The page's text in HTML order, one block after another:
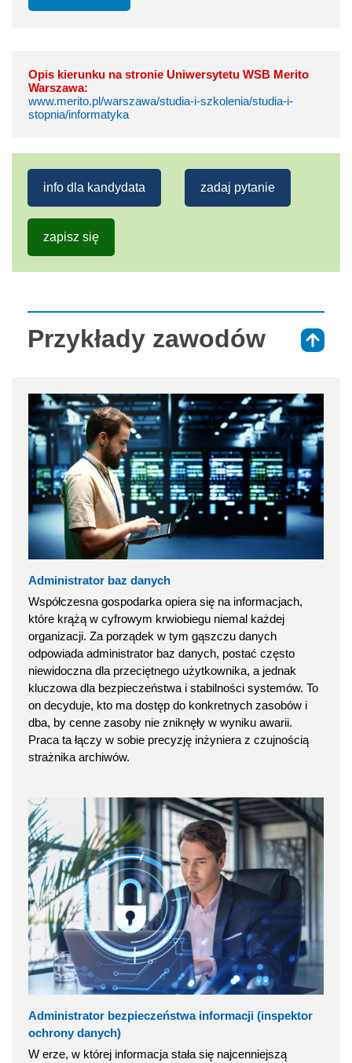
Opis kierunku na stronie Uniwersytetu WSB Merito
Warszawa:
www.merito.pl/warszawa/studia-i-szkolenia/studia-i-
stopnia/informatyka
info dla kandydata zadaj pytanie
zapisz się
Przykłady zawodów
Administrator baz danych
Współczesna gospodarka opiera się na informacjach,
które krążą w cyfrowym krwiobiegu niemal każdej
organizacji. Za porządek w tym gąszczu danych
odpowiada administrator baz danych, postać często
niewidoczna dla przeciętnego użytkownika, a jednak
kluczowa dla bezpieczeństwa i stabilności systemów. To
on decyduje, kto ma dostęp do konkretnych zasobów i
dba, by cenne zasoby nie zniknęły w wyniku awarii.
Praca ta łączy w sobie precyzję inżyniera z czujnością
strażnika archiwów.
Administrator bezpieczeństwa informacji (inspektor
ochrony danych)
W erze, w której informacja stała się najcenniejszą